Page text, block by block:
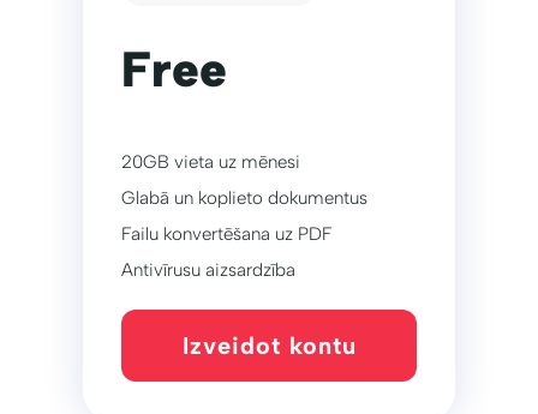
Free
20GB vieta uz mēnesi
Glabā un koplieto dokumentus
Failu konvertēšana uz PDF
Antivīrusu aizsardzība
Izveidot kontu